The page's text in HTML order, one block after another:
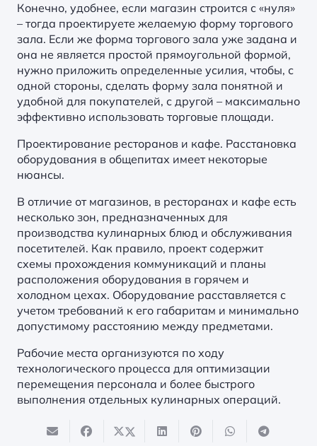
Конечно, удобнее, если магазин строится с «нуля»
– тогда проектируете желаемую форму торгового
зала. Если же форма торгового зала уже задана и
она не является простой прямоугольной формой,
нужно приложить определенные усилия, чтобы, с
одной стороны, сделать форму зала понятной и
удобной для покупателей, с другой – максимально
эффективно использовать торговые площади.
Проектирование ресторанов и кафе. Расстановка
оборудования в общепитах имеет некоторые
нюансы.
В отличие от магазинов, в ресторанах и кафе есть
несколько зон, предназначенных для
производства кулинарных блюд и обслуживания
посетителей. Как правило, проект содержит
схемы прохождения коммуникаций и планы
расположения оборудования в горячем и
холодном цехах. Оборудование расставляется с
учетом требований к его габаритам и минимально
допустимому расстоянию между предметами.
Рабочие места организуются по ходу
технологического процесса для оптимизации
перемещения персонала и более быстрого
выполнения отдельных кулинарных операций.